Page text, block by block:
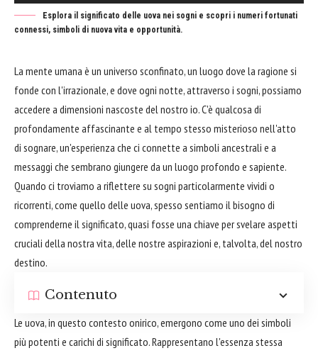
Esplora il significato delle uova nei sogni e scopri i numeri fortunati
connessi, simboli di nuova vita e opportunità.
La mente umana è un universo sconfinato, un luogo dove la ragione si
fonde con l'irrazionale, e dove ogni notte, attraverso i sogni, possiamo
accedere a dimensioni nascoste del nostro io. C'è qualcosa di
profondamente affascinante e al tempo stesso misterioso nell'atto
di sognare, un'esperienza che ci connette a simboli ancestrali e a
messaggi che sembrano giungere da un luogo profondo e sapiente.
Quando ci troviamo a riflettere su sogni particolarmente vividi o
ricorrenti, come quello delle uova, spesso sentiamo il bisogno di
comprenderne il significato, quasi fosse una chiave per svelare aspetti
cruciali della nostra vita, delle nostre aspirazioni e, talvolta, del nostro
destino.
Contenuto
Le uova, in questo contesto onirico, emergono come uno dei simboli
più potenti e carichi di significato. Rappresentano l'essenza stessa